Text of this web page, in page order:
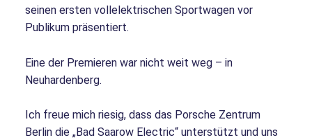
seinen ersten vollelektrischen Sportwagen vor
Publikum präsentiert.
Eine der Premieren war nicht weit weg – in
Neuhardenberg.
Ich freue mich riesig, dass das Porsche Zentrum
Berlin die „Bad Saarow Electric“ unterstützt und uns